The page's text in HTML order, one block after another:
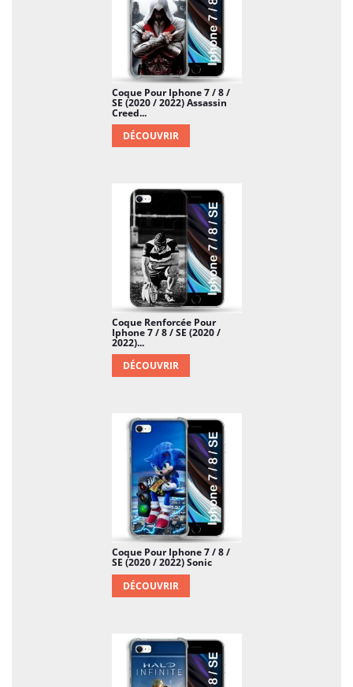
Coque Pour Iphone 7 / 8 /
SE (2020 / 2022) Assassin
Creed...
DÉCOUVRIR
Coque Renforcée Pour
Iphone 7 / 8 / SE (2020 /
2022)...
DÉCOUVRIR
Coque Pour Iphone 7 / 8 /
SE (2020 / 2022) Sonic
DÉCOUVRIR